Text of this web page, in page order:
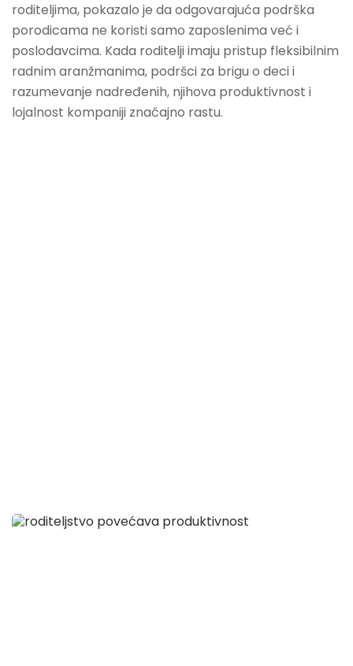
roditeljima, pokazalo je da odgovarajuća podrška
porodicama ne koristi samo zaposlenima već i
poslodavcima. Kada roditelji imaju pristup fleksibilnim
radnim aranžmanima, podršci za brigu o deci i
razumevanje nadređenih, njihova produktivnost i
lojalnost kompaniji značajno rastu.